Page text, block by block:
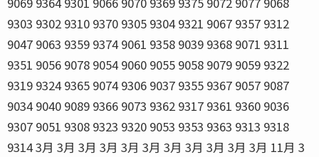
9303 9302 9310 9370 9305 9304 9321 9067 9357 9312
9047 9063 9359 9374 9061 9358 9039 9368 9071 9311
9351 9056 9078 9054 9060 9055 9058 9079 9059 9322
9319 9324 9365 9074 9306 9037 9355 9367 9057 9087
9034 9040 9089 9366 9073 9362 9317 9361 9360 9036
9307 9051 9308 9323 9320 9053 9353 9363 9313 9318
9314 3月 3月 3月 3月 3月 3月 3月 3月 3月 3月 3月 11月 3